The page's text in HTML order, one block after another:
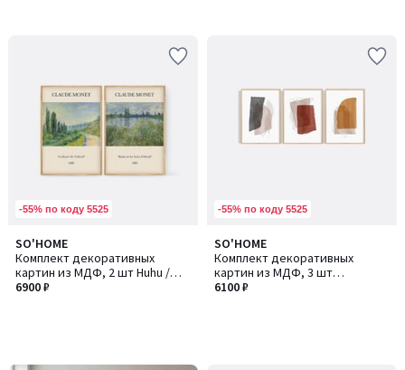
-55% по коду 5525
SO'HOME
Комплект декоративных
картин из МДФ, 2 шт Huhu /
Хуху271
6900 ₽
-55% по коду 5525
SO'HOME
Комплект декоративных
картин из МДФ, 3 шт
Artsycllct43_70 /
6100 ₽